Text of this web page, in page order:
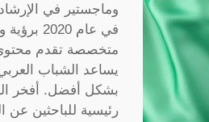
وماجستير في
في عام
متخصصة تقدم محتوى
يساعد الشباب
بشكل أفضل. أفخر
رئيسية للباحثين عن